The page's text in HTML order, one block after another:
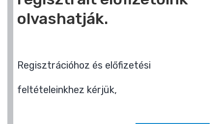
olvashatják.
Regisztrációhoz és előfizetési
feltételeinkhez kérjük,